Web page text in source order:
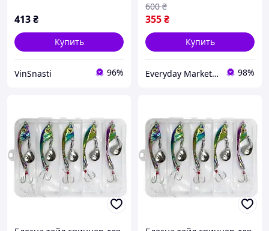
413₴
Купить
VinSnasti 96%
355₴
600 ₴
Купить
Everyday Market 0965612251 98%